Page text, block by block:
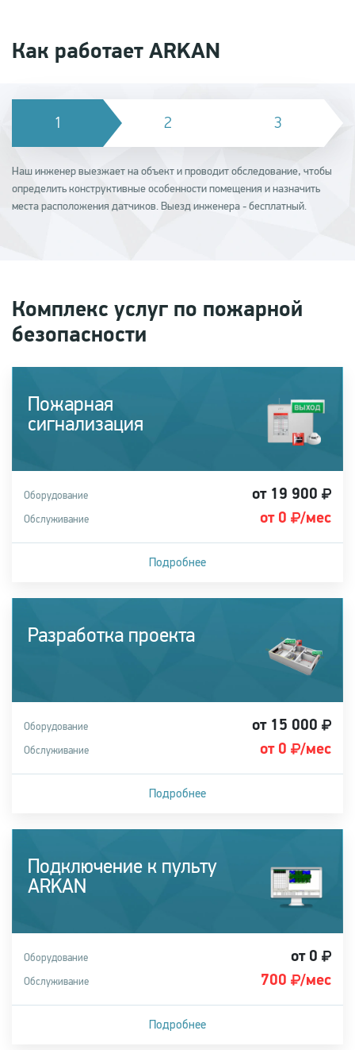
Как работает ARKAN
Наш инженер выезжает на объект и проводит обследование, чтобы
определить конструктивные особенности помещения и назначить
места расположения датчиков. Выезд инженера - бесплатный.
Комплекс услуг по пожарной
безопасности
Пожарная
сигнализация
Оборудование от 19 900
Обслуживание от 0 /мес
Подробнее
Разработка проекта
Оборудование от 15 000
Обслуживание от 0 /мес
Подробнее
Подключение к пульту
ARKAN
Оборудование от 0
Обслуживание 700 /мес
Подробнее